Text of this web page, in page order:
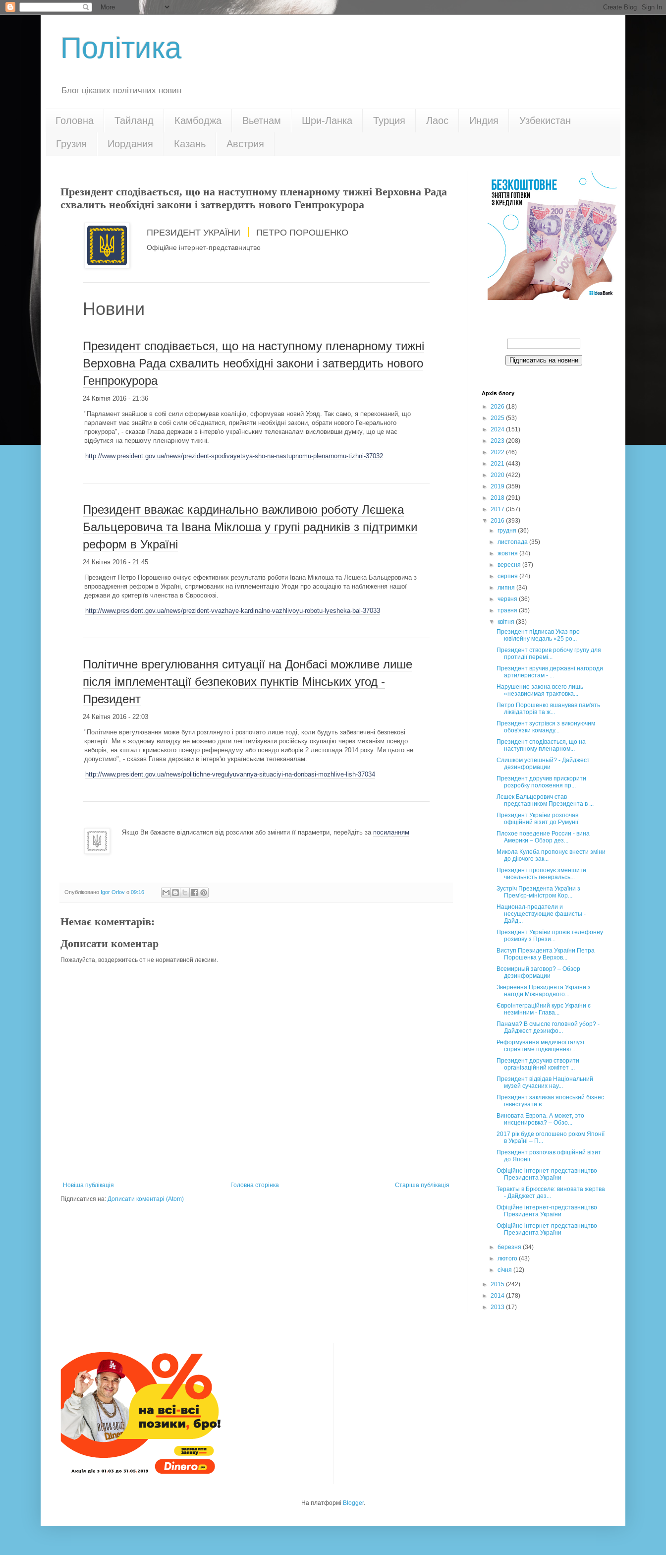
Політика
Блог цікавих політичних новин
Головна Тайланд Камбоджа Вьетнам Шри-Ланка Турция Лаос Индия Узбекистан
Грузия Иордания Казань Австрия
Президент сподівається, що на наступному пленарному тижні Верховна Рада
схвалить необхідні закони і затвердить нового Генпрокурора
ПРЕЗИДЕНТ УКРАЇНИ ПЕТРО ПОРОШЕНКО
Офіційне інтернет-представництво
Новини
Президент сподівається, що на наступному пленарному тижні
Верховна Рада схвалить необхідні закони і затвердить нового
Генпрокурора
24 Квітня 2016 - 21:36
"Парламент знайшов в собі сили сформував коаліцію, сформував новий Уряд. Так само, я переконаний, що
парламент має знайти в собі сили об'єднатися, прийняти необхідні закони, обрати нового Генерального
прокурора", - сказав Глава держави в інтерв'ю українським телеканалам висловивши думку, що це має
відбутися на першому пленарному тижні.
http://www.president.gov.ua/news/prezident-spodivayetsya-sho-na-nastupnomu-plenarnomu-tizhni-37032
Президент вважає кардинально важливою роботу Лєшека
Бальцеровича та Івана Міклоша у групі радників з підтримки
реформ в Україні
24 Квітня 2016 - 21:45
Президент Петро Порошенко очікує ефективних результатів роботи Івана Міклоша та Лєшека Бальцеровича з
впровадження реформ в Україні, спрямованих на імплементацію Угоди про асоціацію та наближення нашої
держави до критеріїв членства в Євросоюзі.
http://www.president.gov.ua/news/prezident-vvazhaye-kardinalno-vazhlivoyu-robotu-lyesheka-bal-37033
Політичне врегулювання ситуації на Донбасі можливе лише
після імплементації безпекових пунктів Мінських угод -
Президент
24 Квітня 2016 - 22:03
"Політичне врегулювання може бути розглянуто і розпочато лише тоді, коли будуть забезпечені безпекові
критерії. Ми в жодному випадку не можемо дати легітимізувати російську окупацію через механізм псевдо
виборів, на кшталт кримського псевдо референдуму або псевдо виборів 2 листопада 2014 року. Ми цього не
допустимо", - сказав Глава держави в інтерв'ю українським телеканалам.
http://www.president.gov.ua/news/politichne-vregulyuvannya-situaciyi-na-donbasi-mozhlive-lish-37034
Якщо Ви бажаєте відписатися від розсилки або змінити її параметри, перейдіть за посиланням
Опубліковано Igor Orlov о 09:16
Немає коментарів:
Дописати коментар
Пожалуйста, воздержитесь от не нормативной лексики.
Новіша публікація Старіша публікація
Головна сторінка
Підписатися на: Дописати коментарі (Atom)
Архів блогу
► 2026 (18)
► 2025 (53)
► 2024 (151)
► 2023 (208)
► 2022 (46)
► 2021 (443)
► 2020 (422)
► 2019 (359)
► 2018 (291)
► 2017 (357)
▼ 2016 (393)
►грудня(36)
►листопада(35)
►жовтня(34)
►вересня(37)
►серпня(24)
►липня(34)
►червня(36)
►травня(35)
▼квітня(33)
Президент підписав Указ про
ювілейну медаль «25 ро...
Президент створив робочу групу для
протидії перемі...
Президент вручив державні нагороди
артилеристам - ...
Нарушение закона всего лишь
«независимая трактовка...
Петро Порошенко вшанував пам'ять
ліквідаторів та ж...
Президент зустрівся з виконуючим
обов'язки команду...
Президент сподівається, що на
наступному пленарном...
Слишком успешный? - Дайджест
дезинформации
Президент доручив прискорити
розробку положення пр...
Лєшек Бальцерович став
представником Президента в ...
Президент України розпочав
офіційний візит до Румунії
Плохое поведение России - вина
Америки – Обзор дез...
Микола Кулеба пропонує внести зміни
до діючого зак...
Президент пропонує зменшити
чисельність генеральсь...
Зустріч Президента України з
Прем'єр-міністром Кор...
Национал-предатели и
несуществующие фашисты -
Дайд...
Президент України провів телефонну
розмову з Прези...
Виступ Президента України Петра
Порошенка у Верхов...
Всемирный заговор? – Обзор
дезинформации
Звернення Президента України з
нагоди Міжнародного...
Євроінтеграційний курс України є
незмінним - Глава...
Панама? В смысле головной убор? -
Дайджест дезинфо...
Реформування медичної галузі
сприятиме підвищенню ...
Президент доручив створити
організаційний комітет ...
Президент відвідав Національний
музей сучасних нау...
Президент закликав японський бізнес
інвестувати в ...
Виновата Европа. А может, это
инсценировка? – Обзо...
2017 рік буде оголошено роком Японії
в Україні – П...
Президент розпочав офіційний візит
до Японії
Офіційне інтернет-представництво
Президента України
Теракты в Брюсселе: виновата жертва
- Дайджест дез...
Офіційне інтернет-представництво
Президента України
Офіційне інтернет-представництво
Президента України
►березня(34)
►лютого(43)
►січня(12)
► 2015 (242)
► 2014 (178)
► 2013 (17)
На платформі Blogger.